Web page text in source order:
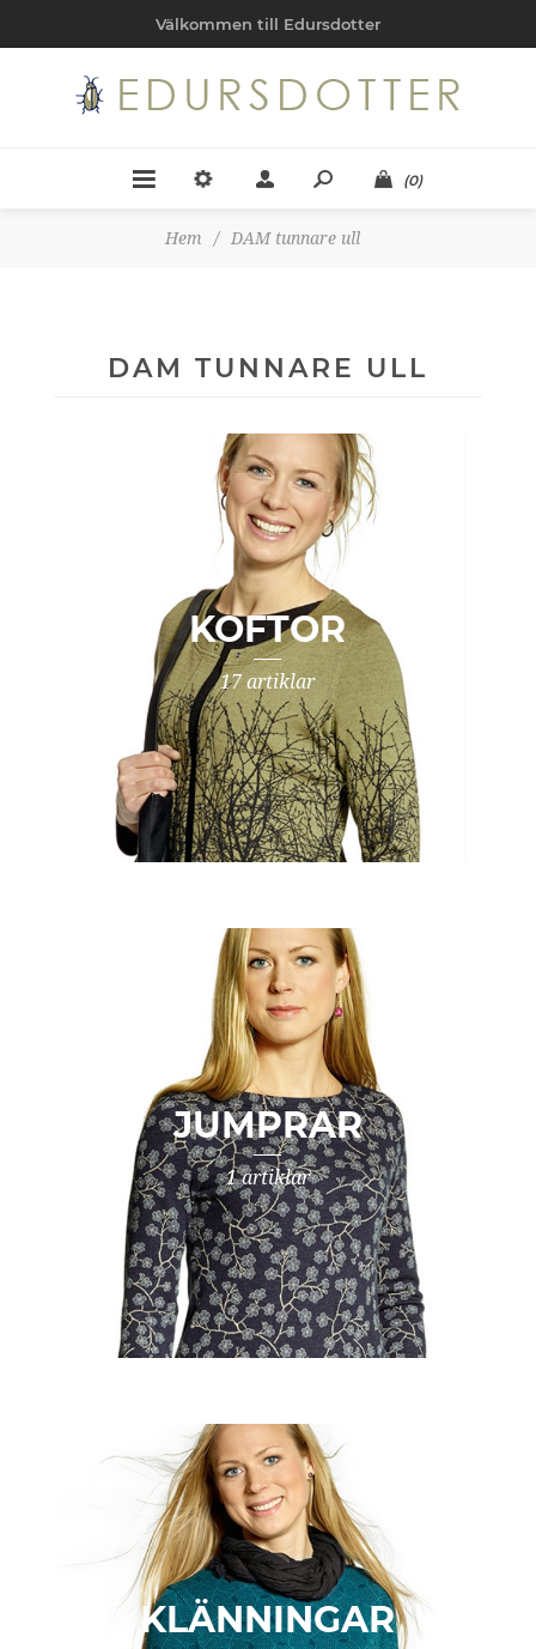
Välkommen till Edursdotter
(0)
Hem / DAM tunnare ull
KOFTOR
17 artiklar
JUMPRAR
1 artiklar
KLÄNNINGAR
DAM TUNNARE ULL